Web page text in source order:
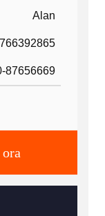
Alan
87656669